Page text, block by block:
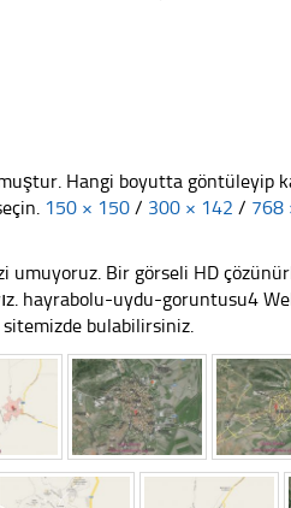
Hangi boyutta göntüleyip
150 × 150 / 300 × 142 / 768
umuyoruz. Bir görseli HD
hayrabolu-uydu-goruntusu4
bulabilirsiniz.